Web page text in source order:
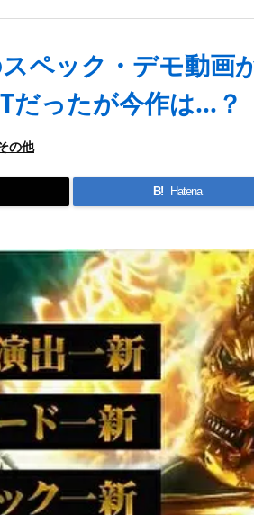
ペック・デモ動画
だったが今作は…？
の他
B! Hatena